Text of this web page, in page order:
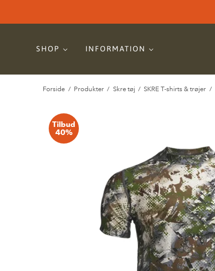
SHOP INFORMATION
Forside / Produkter / Skre tøj / SKRE T-shirts & trøjer /
Tilbud
40%